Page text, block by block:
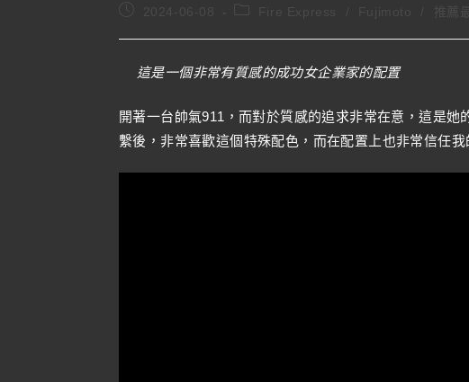
2024-06-08
這是一個非常有質感的成功女企業家的配置
開著一台帥氣911，而對於質感的追求非常在意，這是
繫後，非常喜歡這個特殊配色，而在配置上也非常信任